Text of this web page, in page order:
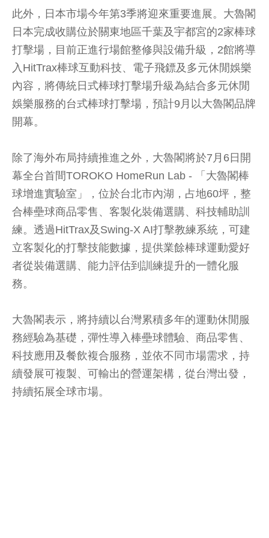
此外，日本市場今年第3季將迎來重要進展。大魯閣
日本完成收購位於關東地區千葉及宇都宮的2家棒球
打擊場，目前正進行場館整修與設備升級，2館將導
入HitTrax棒球互動科技、電子飛鏢及多元休閒娛樂
內容，將傳統日式棒球打擊場升級為結合多元休閒
娛樂服務的台式棒球打擊場，預計9月以大魯閣品牌
開幕。
除了海外布局持續推進之外，大魯閣將於7月6日開
幕全台首間TOROKO HomeRun Lab - 「大魯閣棒
球增進實驗室」，位於台北市內湖，占地60坪，整
合棒壘球商品零售、客製化裝備選購、科技輔助訓
練。透過HitTrax及Swing-X AI打擊教練系統，可建
立客製化的打擊技能數據，提供業餘棒球運動愛好
者從裝備選購、能力評估到訓練提升的一體化服
務。
大魯閣表示，將持續以台灣累積多年的運動休閒服
務經驗為基礎，彈性導入棒壘球體驗、商品零售、
科技應用及餐飲複合服務，並依不同市場需求，持
續發展可複製、可輸出的營運架構，從台灣出發，
持續拓展全球市場。